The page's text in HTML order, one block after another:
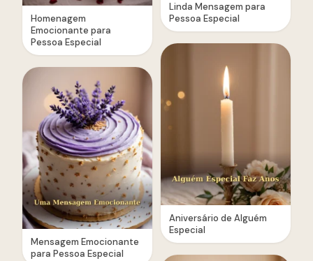
Homenagem
Emocionante para
Pessoa Especial
Mensagem Emocionante
para Pessoa Especial
Linda Mensagem para
Pessoa Especial
Aniversário de Alguém
Especial